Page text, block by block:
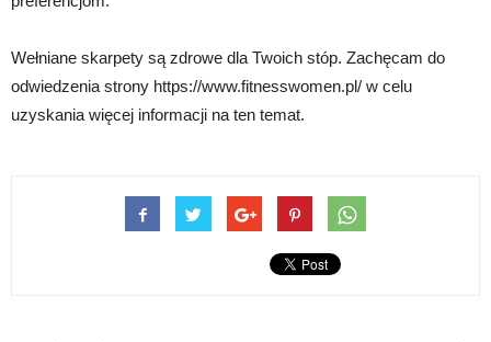
Wełniane skarpety są zdrowe dla Twoich stóp. Zachęcam do
odwiedzenia strony https://www.fitnesswomen.pl/ w celu
uzyskania więcej informacji na ten temat.